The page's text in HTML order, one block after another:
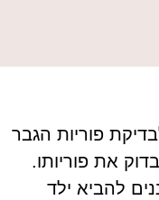
את פוריותו.
להביא ילד